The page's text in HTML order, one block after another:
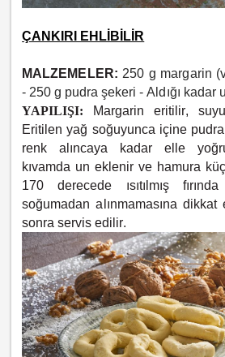
ÇANKIRI EHLİBİLİR
MALZEMELER: 250 g margarin
- 250 g pudra şekeri -Aldığı kadar
YAPILIŞI:
Margarin eritilir,
Eritilen yağ soğuyunca içine
renk alıncaya kadar elle
kıvamda un eklenir ve hamura
170 derecede ısıtılmış
soğumadan alınmamasına
sonra servis edilir.